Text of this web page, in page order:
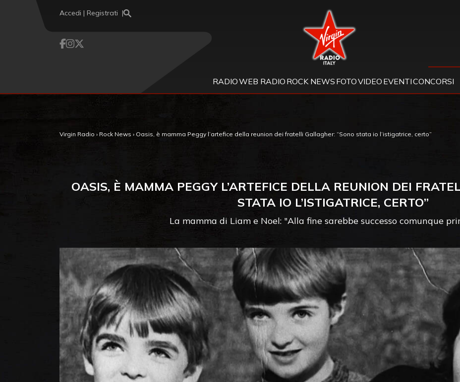
Accedi | Registrati Virgin Radio
RADIOWEB RADIO ROCK NEWS FOTOVIDEO EVENTICONCORSI
Virgin Radio › Rock News › Oasis, è mamma Peggy l’artefice della reunion dei fratelli Gallagher: “Sono stata io l’istigatrice, certo”
OASIS, È MAMMA PEGGY L’ARTEFICE DELLA REUNION DEI
STATA IO L’ISTIGATRICE, CERTO”
La mamma di Liam e Noel: "Alla fine sarebbe successo comunque